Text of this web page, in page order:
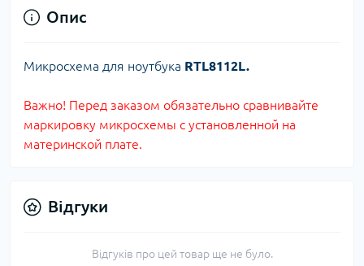
Опис
Микросхема для ноутбука RTL8112L.
Важно! Перед заказом обязательно сравнивайте
маркировку микросхемы с установленной на
материнской плате.
Відгуки
Відгуків про цей товар ще не було.